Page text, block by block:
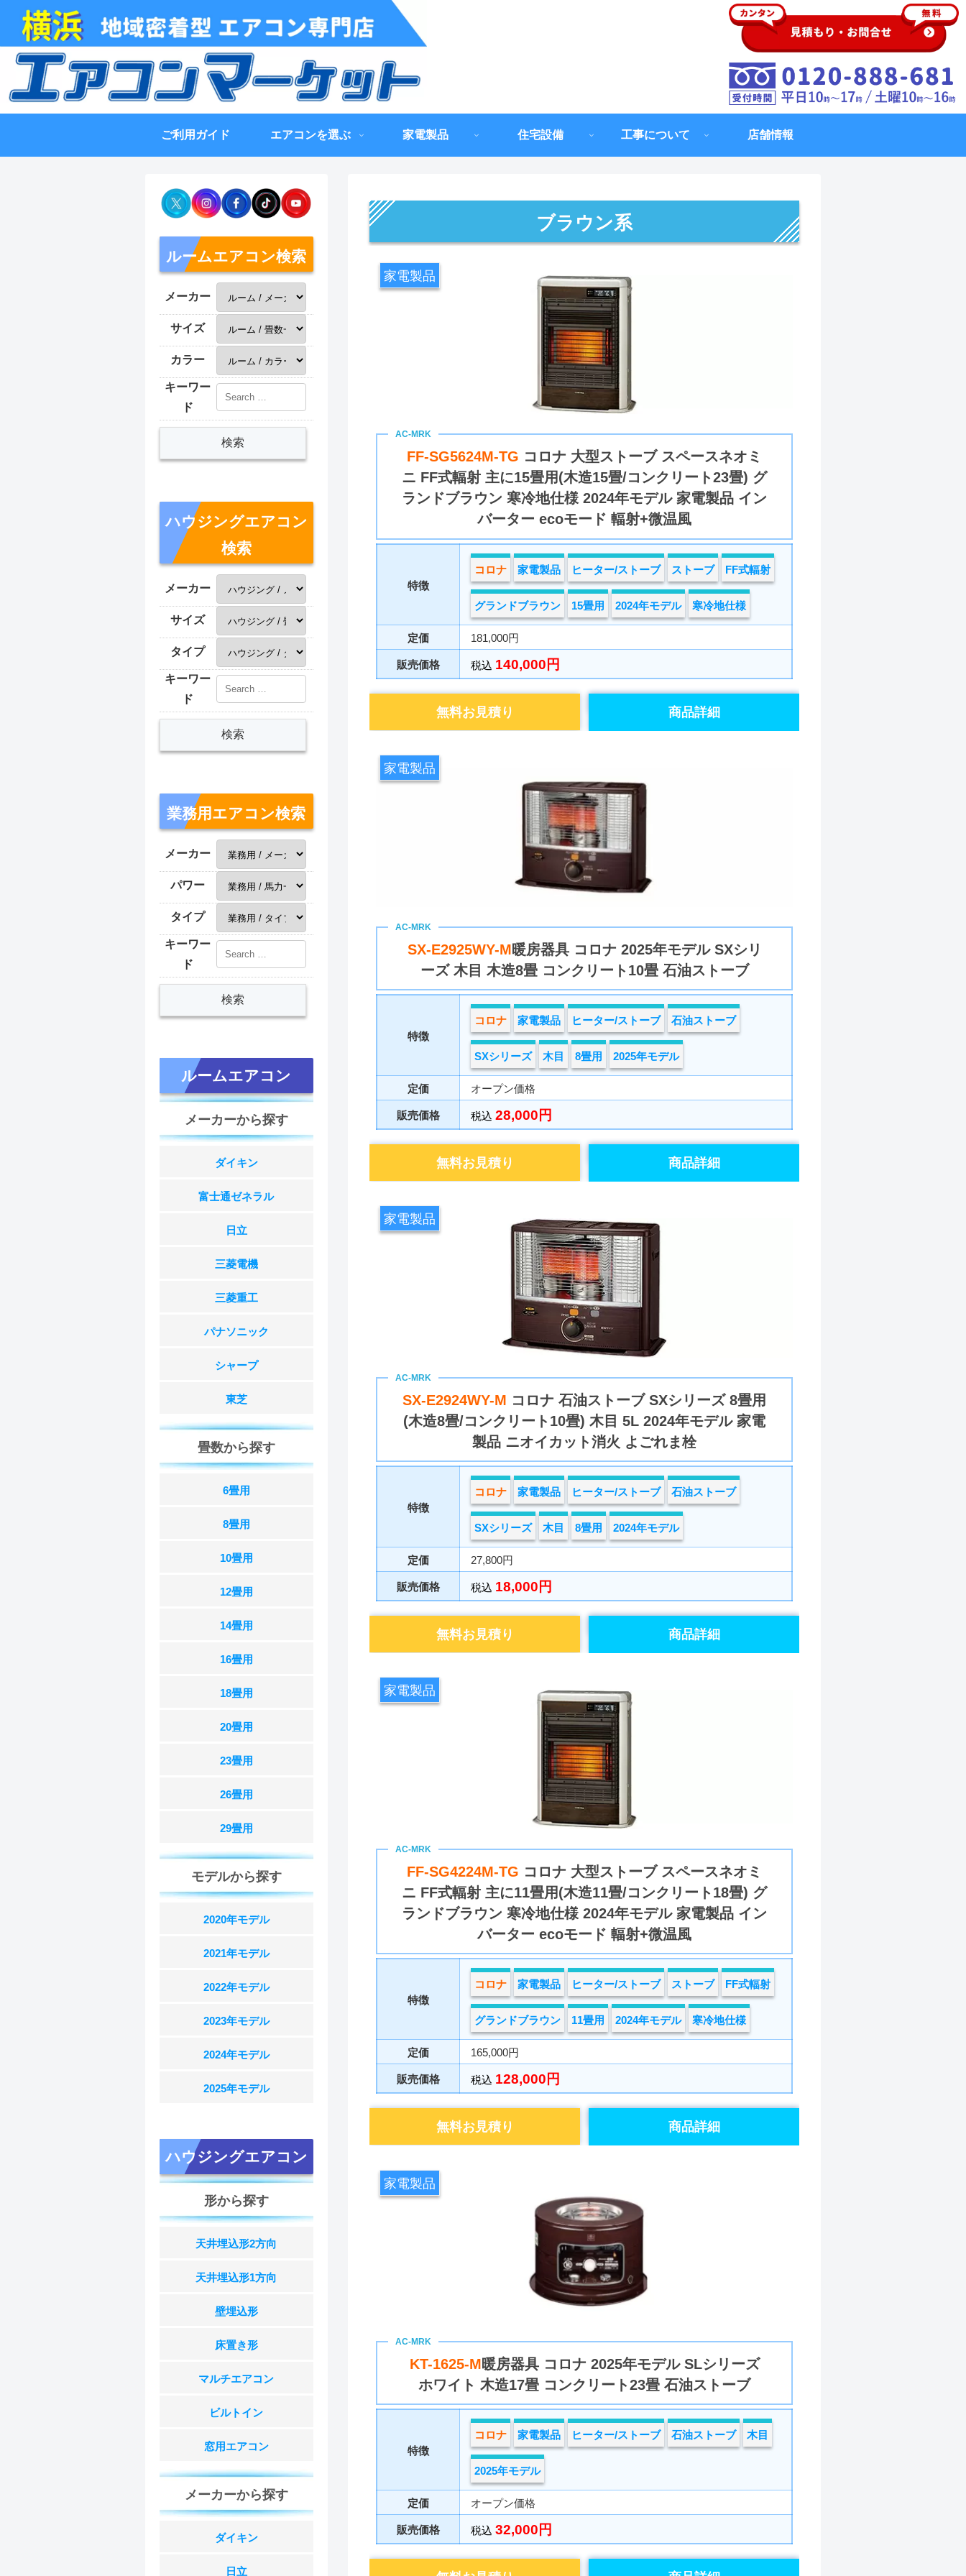
ご利用ガイド エアコンを選ぶ 家電製品 住宅設備 工事について 店舗情報
ブラウン系
家電製品
FF-SG5624M-TG コロナ 大型ストーブ スペースネオミ
ニ FF式輻射 主に15畳用(木造15畳/コンクリート23畳) グ
ランドブラウン 寒冷地仕様 2024年モデル 家電製品 イン
バーター ecoモード 輻射+微温風
特徴
コロナ 家電製品 ヒーター/ストーブ ストーブ FF式輻射
グランドブラウン 15畳用 2024年モデル 寒冷地仕様
定価 181,000円
販売価格 税込 140,000円
商品詳細
無料お見積り
家電製品
SX-E2925WY-M暖房器具 コロナ 2025年モデル SXシリ
ーズ 木目 木造8畳 コンクリート10畳 石油ストーブ
特徴
コロナ 家電製品 ヒーター/ストーブ 石油ストーブ
SXシリーズ 木目 8畳用 2025年モデル
定価 オープン価格
販売価格 税込 28,000円
商品詳細
無料お見積り
家電製品
SX-E2924WY-M コロナ 石油ストーブ SXシリーズ 8畳用
(木造8畳/コンクリート10畳) 木目 5L 2024年モデル 家電
製品 ニオイカット消火 よごれま栓
特徴
コロナ 家電製品 ヒーター/ストーブ 石油ストーブ
SXシリーズ 木目 8畳用 2024年モデル
定価 27,800円
販売価格 税込 18,000円
商品詳細
無料お見積り
家電製品
FF-SG4224M-TG コロナ 大型ストーブ スペースネオミ
ニ FF式輻射 主に11畳用(木造11畳/コンクリート18畳) グ
ランドブラウン 寒冷地仕様 2024年モデル 家電製品 イン
バーター ecoモード 輻射+微温風
特徴
コロナ 家電製品 ヒーター/ストーブ ストーブ FF式輻射
グランドブラウン 11畳用 2024年モデル 寒冷地仕様
定価 165,000円
販売価格 税込 128,000円
商品詳細
無料お見積り
家電製品
KT-1625-M暖房器具 コロナ 2025年モデル SLシリーズ
ホワイト 木造17畳 コンクリート23畳 石油ストーブ
特徴
コロナ 家電製品 ヒーター/ストーブ 石油ストーブ 木目
2025年モデル
定価 オープン価格
販売価格 税込 32,000円
ルームエアコン検索
メーカー
サイズ
カラー
キーワー
ド
ハウジングエアコン
検索
メーカー
サイズ
タイプ
キーワー
ド
業務用エアコン検索
メーカー
パワー
タイプ
キーワー
ド
ルームエアコン
メーカーから探す
ダイキン
富士通ゼネラル
日立
三菱電機
三菱重工
パナソニック
シャープ
東芝
畳数から探す
6畳用
8畳用
10畳用
12畳用
14畳用
16畳用
18畳用
20畳用
23畳用
26畳用
29畳用
モデルから探す
2020年モデル
2021年モデル
2022年モデル
2023年モデル
2024年モデル
2025年モデル
ハウジングエアコン
形から探す
天井埋込形2方向
天井埋込形1方向
壁埋込形
床置き形
マルチエアコン
ビルトイン
窓用エアコン
メーカーから探す
ダイキン
日立